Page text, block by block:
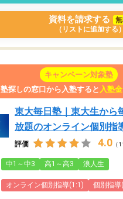
資料を請求する
（リストに追加する）
キャンペーン対象塾
塾探しの窓口から入塾すると 入塾
東大毎日塾｜東大生から
放題のオンライン個別指
評価 4.0 （
中1～中3 高1～高3 浪人生
オンライン個別指導(1:1) 個別指導